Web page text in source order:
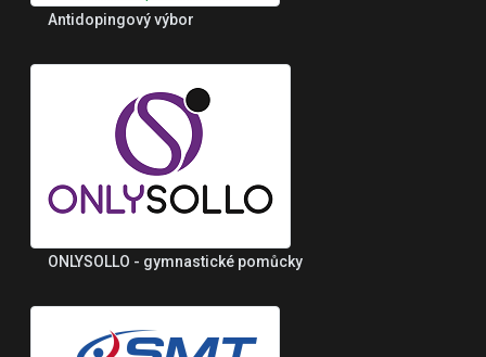
Antidopingový výbor
ONLYSOLLO - gymnastické pomůcky